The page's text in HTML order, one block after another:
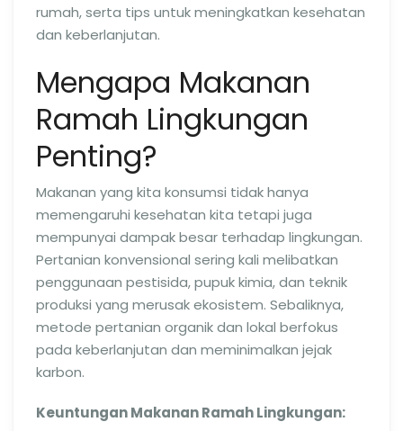
rumah, serta tips untuk meningkatkan kesehatan
dan keberlanjutan.
Mengapa Makanan
Ramah Lingkungan
Penting?
Makanan yang kita konsumsi tidak hanya
memengaruhi kesehatan kita tetapi juga
mempunyai dampak besar terhadap lingkungan.
Pertanian konvensional sering kali melibatkan
penggunaan pestisida, pupuk kimia, dan teknik
produksi yang merusak ekosistem. Sebaliknya,
metode pertanian organik dan lokal berfokus
pada keberlanjutan dan meminimalkan jejak
karbon.
Keuntungan Makanan Ramah Lingkungan: